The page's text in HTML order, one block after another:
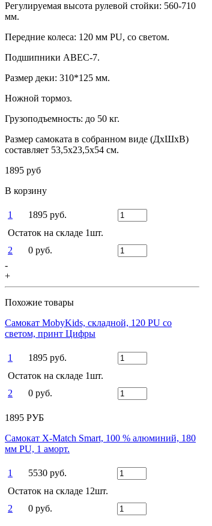
Регулируемая высота рулевой стойки: 560-710
мм.
Передние колеса: 120 мм PU, со светом.
Подшипники АВЕС-7.
Размер деки: 310*125 мм.
Ножной тормоз.
Грузоподъемность: до 50 кг.
Размер самоката в собранном виде (ДхШхВ)
составляет 53,5х23,5х54 см.
1895 руб
В корзину
1
1895 руб.
Остаток на складе 1шт.
2
0 руб.
-
+
Похожие товары
Самокат MobyKids, складной, 120 PU со
светом, принт Цифры
1
1895 руб.
Остаток на складе 1шт.
2
0 руб.
1895 РУБ
Самокат X-Match Smart, 100 % алюминий, 180
мм PU, 1 аморт.
1
5530 руб.
Остаток на складе 12шт.
2
0 руб.